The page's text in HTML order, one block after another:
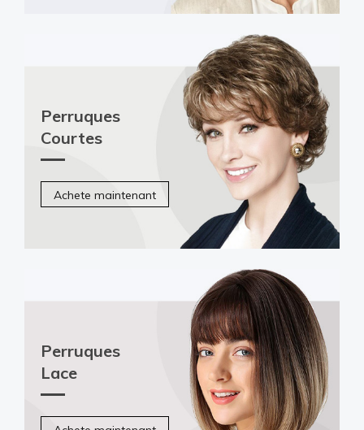
Perruques
Courtes
Achete maintenant
Perruques
Lace